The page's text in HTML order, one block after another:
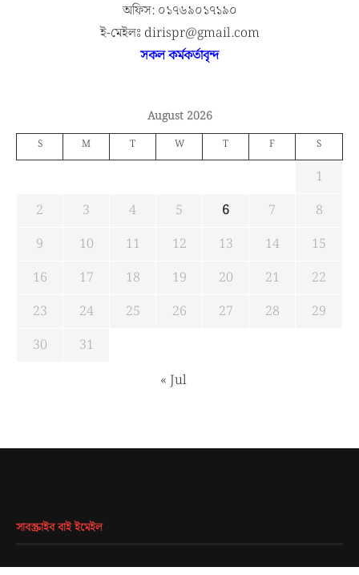
অফিস: ০১৭৬৯০১৭১৯০
ই-মেইলঃ dirispr@gmail.com
সকল কর্মকর্তাবৃন্দ
August 2026
S M T W T F S
1
2
3 4 5 6 7
8
9
10 11 12 13 14
15
16
17 18 19 20 21
22
23
24 25 26 27 28
29
30
31
« Jul
সাবস্ক্রাইব বাই ইমেইল